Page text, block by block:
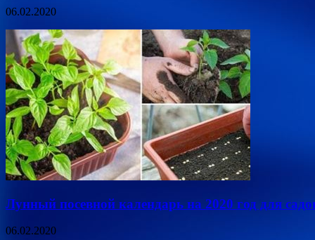
06.02.2020
Лунный посевной календарь на 2020 год для
06.02.2020